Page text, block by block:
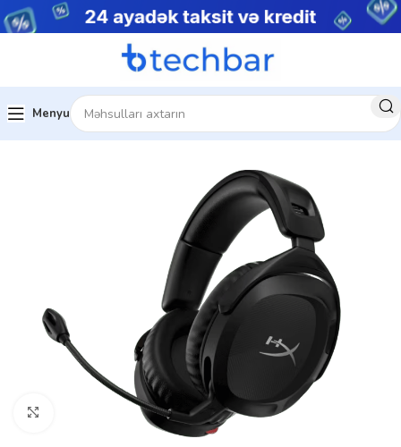
Menyu
Kompüter Qulaqlıqları Hyperx Qulaqlıqlar
Böyütmək üçün klikləyin